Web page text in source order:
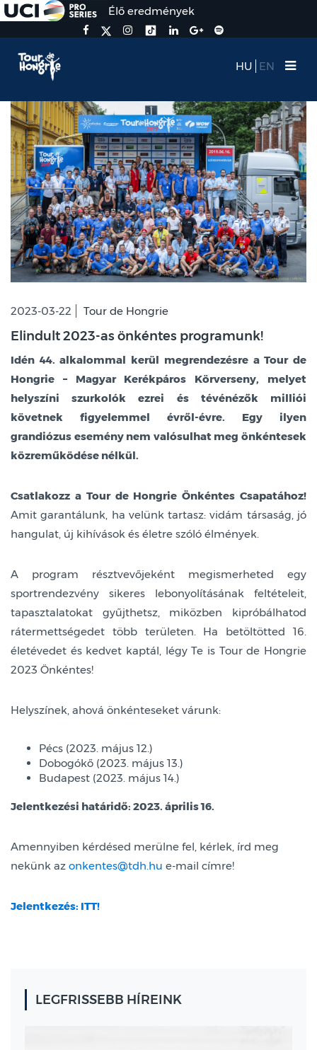
Élő eredmények
HU EN
2023-03-22 Tour de Hongrie
Elindult 2023-as önkéntes programunk!
Idén 44. alkalommal kerül megrendezésre a Tour de
Hongrie – Magyar Kerékpáros Körverseny, melyet
helyszíni szurkolók ezrei és tévénézők milliói
követnek figyelemmel évről-évre. Egy ilyen
grandiózus esemény nem valósulhat meg önkéntesek
közreműködése nélkül.
Csatlakozz a Tour de Hongrie Önkéntes Csapatához!
Amit garantálunk, ha velünk tartasz: vidám társaság, jó
hangulat, új kihívások és életre szóló élmények.
A program résztvevőjeként megismerheted egy
sportrendezvény sikeres lebonyolításának feltételeit,
tapasztalatokat gyűjthetsz, miközben kipróbálhatod
rátermettségedet több területen. Ha betöltötted 16.
életévedet és kedvet kaptál, légy Te is Tour de Hongrie
2023 Önkéntes!
Helyszínek, ahová önkénteseket várunk:
Pécs (2023. május 12.)
Dobogókő (2023. május 13.)
Budapest (2023. május 14.)
Jelentkezési határidő: 2023. április 16.
Amennyiben kérdésed merülne fel, kérlek, írd meg
nekünk az onkentes@tdh.hu e-mail címre!
Jelentkezés: ITT!
LEGFRISSEBB HÍREINK